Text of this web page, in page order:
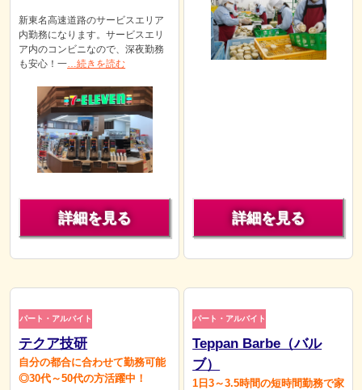
新東名高速道路のサービスエリア
内勤務になります。サービスエリ
ア内のコンビニなので、深夜勤務
も安心！一 …続きを読む
詳細を見る 詳細を見る
パート・アルバイト
テクア技研
自分の都合に合わせて勤務可能
◎30代～50代の方活躍中！
パート・アルバイト
Teppan Barbe（バル
ブ）
1日3～3.5時間の短時間勤務で家